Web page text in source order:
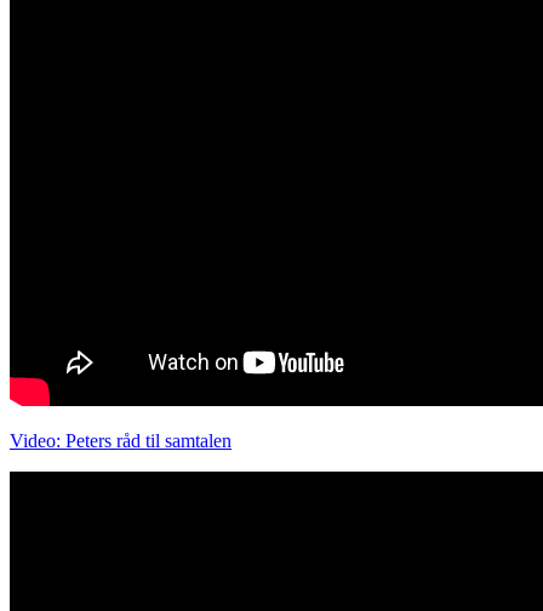
Video: Peters råd til samtalen